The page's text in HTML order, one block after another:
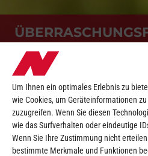
Um Ihnen ein optimales Erlebnis zu
wie Cookies, um Geräteinformationen
zuzugreifen. Wenn Sie diesen
wie das Surfverhalten oder eindeutige
Wenn Sie Ihre Zustimmung nicht
bestimmte Merkmale und Funktionen